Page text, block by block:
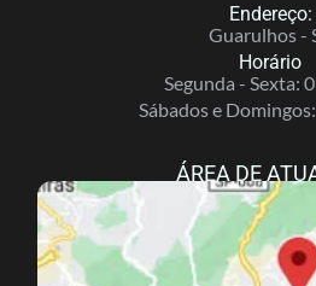
Endereço:
Guarulhos -
Horário
Segunda - Sexta:
Sábados e
ÁREA DE